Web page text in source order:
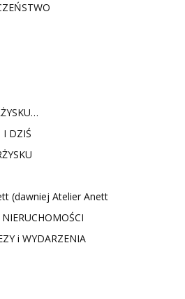
I DZIŚ
(dawniej Atelier Anett
i WYDARZENIA